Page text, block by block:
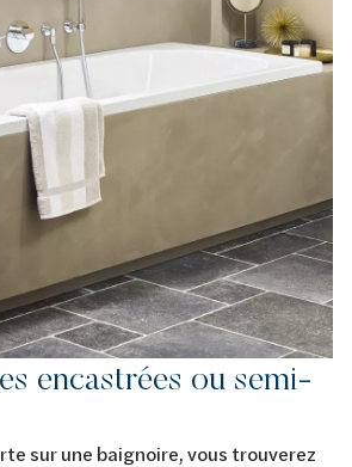
encastrées ou semi-
sur une baignoire, vous trouverez